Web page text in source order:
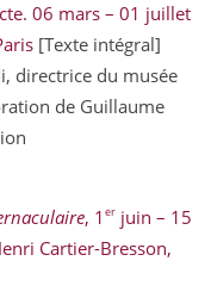
06 mars – 01 juillet
[Texte intégral]
directrice du musée
de Guillaume
, 1er juin – 15
Cartier-Bresson,